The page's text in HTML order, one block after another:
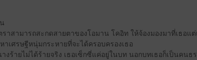
าสามารถสะกดสายตาของโอมาน โคอิท ให้จ้องมองมาที่เธอแ
เศรษฐีหนุ่มกระหายที่จะได้ครอบครองเธอ
งร้ายไม่ได้ร้ายจริง เธอเซ็กซี่แค่อยู่ในบท นอกบทเธอก็เป็นค